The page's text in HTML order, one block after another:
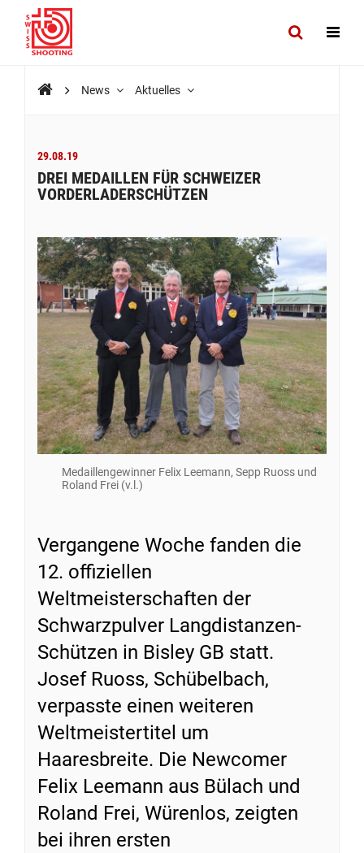
News Aktuelles
29.08.19
DREI MEDAILLEN FÜR SCHWEIZER
VORDERLADERSCHÜTZEN
Medaillengewinner Felix Leemann, Sepp Ruoss und
Roland Frei (v.l.)
Vergangene Woche fanden die
12. offiziellen
Weltmeisterschaften der
Schwarzpulver Langdistanzen-
Schützen in Bisley GB statt.
Josef Ruoss, Schübelbach,
verpasste einen weiteren
Weltmeistertitel um
Haaresbreite. Die Newcomer
Felix Leemann aus Bülach und
Roland Frei, Würenlos, zeigten
bei ihren ersten